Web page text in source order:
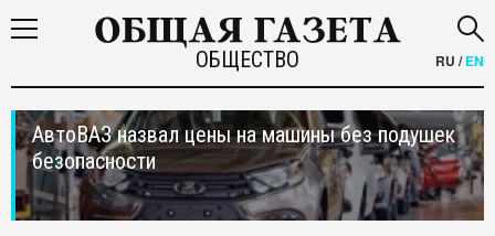
ОБЩЕСТВО RU /EN
АвтоВАЗ назвал цены на машины без подушек
безопасности